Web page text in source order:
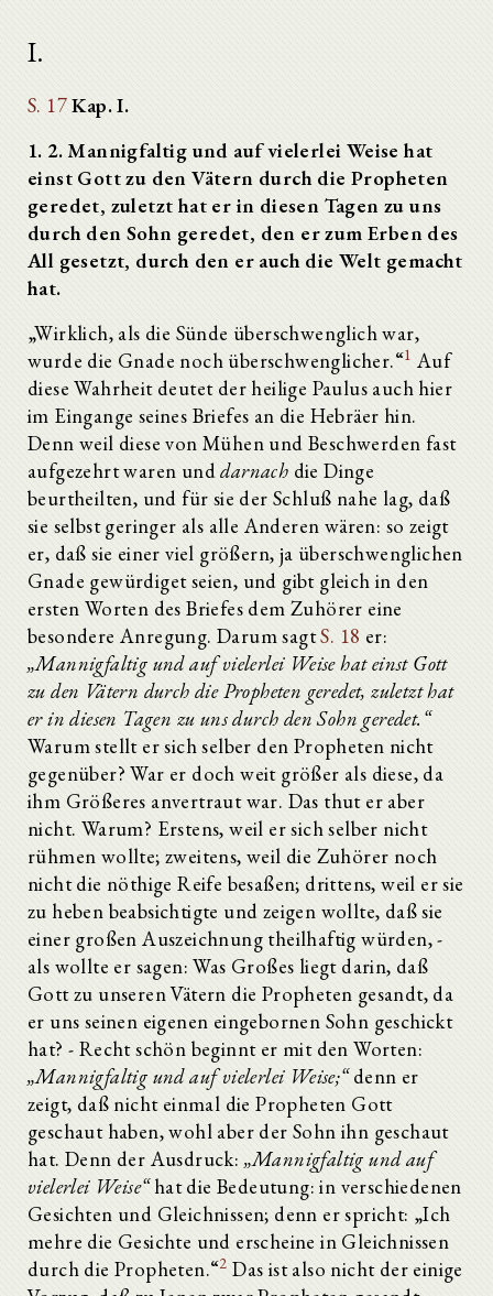
I.
S. 17Kap. I.
1. 2. Mannigfaltig und auf vielerlei Weise hat
einst Gott zu den Vätern durch die Propheten
geredet, zuletzt hat er in diesen Tagen zu uns
durch den Sohn geredet, den er zum Erben des
All gesetzt, durch den er auch die Welt gemacht
hat.
„Wirklich, als die Sünde überschwenglich war,
wurde die Gnade noch überschwenglicher.“1 Auf
diese Wahrheit deutet der heilige Paulus auch hier
im Eingange seines Briefes an die Hebräer hin.
Denn weil diese von Mühen und Beschwerden fast
aufgezehrt waren unddarnach die Dinge
beurtheilten, und für sie der Schluß nahe lag, daß
sie selbst geringer als alle Anderen wären: so zeigt
er, daß sie einer viel größern, ja überschwenglichen
Gnade gewürdiget seien, und gibt gleich in den
ersten Worten des Briefes dem Zuhörer eine
besondere Anregung. Darum sagtS. 18 er:
„Mannigfaltig und auf vielerlei Weise hat einst Gott
zu den Vätern durch die Propheten geredet, zuletzt hat
er in diesen Tagen zu uns durch den Sohn geredet.“
Warum stellt er sich selber den Propheten nicht
gegenüber? War er doch weit größer als diese, da
ihm Größeres anvertraut war. Das thut er aber
nicht. Warum? Erstens, weil er sich selber nicht
rühmen wollte; zweitens, weil die Zuhörer noch
nicht die nöthige Reife besaßen; drittens, weil er sie
zu heben beabsichtigte und zeigen wollte, daß sie
einer großen Auszeichnung theilhaftig würden, -
als wollte er sagen: Was Großes liegt darin, daß
Gott zu unseren Vätern die Propheten gesandt, da
er uns seinen eigenen eingebornen Sohn geschickt
hat? - Recht schön beginnt er mit den Worten:
„Mannigfaltig und auf vielerlei Weise;“denn er
zeigt, daß nicht einmal die Propheten Gott
geschaut haben, wohl aber der Sohn ihn geschaut
hat. Denn der Ausdruck: „Mannigfaltig und auf
vielerlei Weise“hat die Bedeutung: in verschiedenen
Gesichten und Gleichnissen; denn er spricht: „Ich
mehre die Gesichte und erscheine in Gleichnissen
durch die Propheten.“2 Das ist also nicht der einige